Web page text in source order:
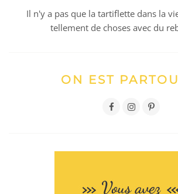
Il n'y a pas que la tartiflette dans la
tellement de choses avec du
ON EST